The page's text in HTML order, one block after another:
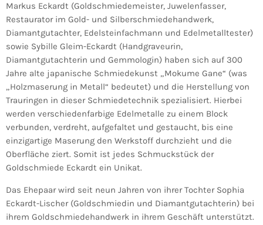
Markus Eckardt (Goldschmiedemeister, Juwelenfasser,
Restaurator im Gold- und Silberschmiedehandwerk,
Diamantgutachter, Edelsteinfachmann und Edelmetalltester)
sowie Sybille Gleim-Eckardt (Handgraveurin,
Diamantgutachterin und Gemmologin) haben sich auf 300
Jahre alte japanische Schmiedekunst „Mokume Gane“ (was
„Holzmaserung in Metall“ bedeutet) und die Herstellung von
Trauringen in dieser Schmiedetechnik spezialisiert. Hierbei
werden verschiedenfarbige Edelmetalle zu einem Block
verbunden, verdreht, aufgefaltet und gestaucht, bis eine
einzigartige Maserung den Werkstoff durchzieht und die
Oberfläche ziert. Somit ist jedes Schmuckstück der
Goldschmiede Eckardt ein Unikat.
Das Ehepaar wird seit neun Jahren von ihrer Tochter Sophia
Eckardt-Lischer (Goldschmiedin und Diamantgutachterin) bei
ihrem Goldschmiedehandwerk in ihrem Geschäft unterstützt.